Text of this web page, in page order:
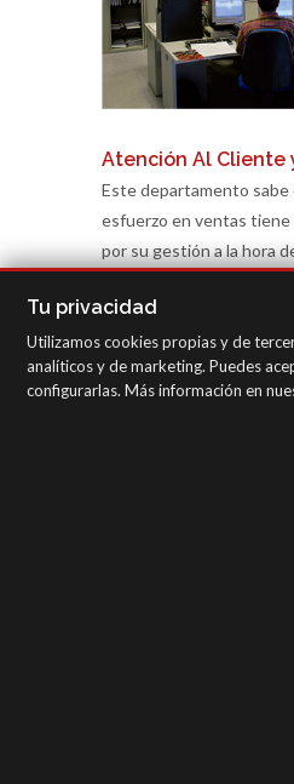
Atención Al Cliente
Este departamento
esfuerzo en ventas tiene
por su gestión a la hora
consultas que nos llegan
parte del mundo, siendo
de forma rápida y con
para poder aportar datos
Tu privacidad
Utilizamos cookies propias y de
analíticos y de marketing. Puedes
configurarlas. Más información en